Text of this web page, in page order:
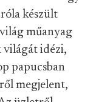
készült
műanyag
világát idézi,
papucsban
megjelent,